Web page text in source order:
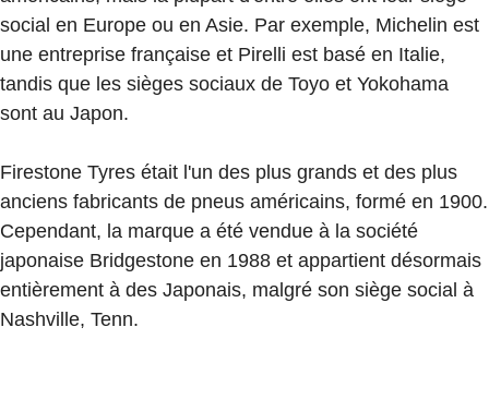
social en Europe ou en Asie. Par exemple, Michelin est
une entreprise française et Pirelli est basé en Italie,
tandis que les sièges sociaux de Toyo et Yokohama
sont au Japon.
Firestone Tyres était l'un des plus grands et des plus
anciens fabricants de pneus américains, formé en 1900.
Cependant, la marque a été vendue à la société
japonaise Bridgestone en 1988 et appartient désormais
entièrement à des Japonais, malgré son siège social à
Nashville, Tenn.